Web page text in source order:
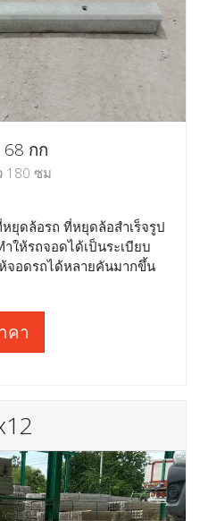
68 กก
180 ซม
ยุดล้อรถ ที่หยุดล้อสำเร็จรูป
ให้รถจอดได้เป็นระเบียบ
จอดรถได้หลายคันมากขึ้น
คา